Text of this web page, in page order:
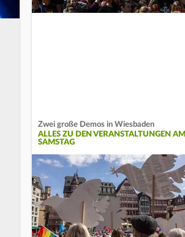
Zwei große Demos in Wiesbaden
ALLES ZU DEN VERANSTALTUNGEN AM
SAMSTAG